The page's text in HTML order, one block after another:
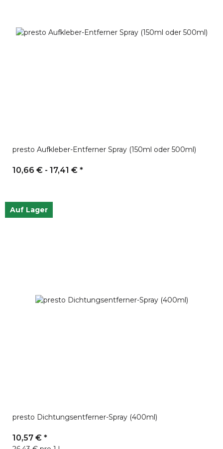
presto Aufkleber-Entferner Spray (150ml oder 500ml)
10,66 € - 17,41 € *
Auf Lager
presto Dichtungsentferner-Spray (400ml)
10,57 € *